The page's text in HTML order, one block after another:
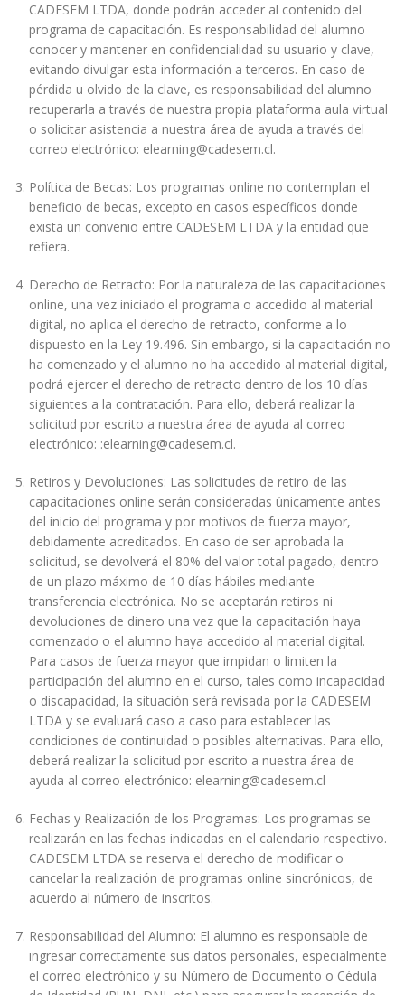
CADESEM LTDA, donde podrán acceder al contenido del
programa de capacitación. Es responsabilidad del alumno
conocer y mantener en confidencialidad su usuario y clave,
evitando divulgar esta información a terceros. En caso de
pérdida u olvido de la clave, es responsabilidad del alumno
recuperarla a través de nuestra propia plataforma aula virtual
o solicitar asistencia a nuestra área de ayuda a través del
correo electrónico: elearning@cadesem.cl.
Política de Becas: Los programas online no contemplan el
beneficio de becas, excepto en casos específicos donde
exista un convenio entre CADESEM LTDA y la entidad que
refiera.
Derecho de Retracto: Por la naturaleza de las capacitaciones
online, una vez iniciado el programa o accedido al material
digital, no aplica el derecho de retracto, conforme a lo
dispuesto en la Ley 19.496. Sin embargo, si la capacitación no
ha comenzado y el alumno no ha accedido al material digital,
podrá ejercer el derecho de retracto dentro de los 10 días
siguientes a la contratación. Para ello, deberá realizar la
solicitud por escrito a nuestra área de ayuda al correo
electrónico: :elearning@cadesem.cl.
Retiros y Devoluciones: Las solicitudes de retiro de las
capacitaciones online serán consideradas únicamente antes
del inicio del programa y por motivos de fuerza mayor,
debidamente acreditados. En caso de ser aprobada la
solicitud, se devolverá el 80% del valor total pagado, dentro
de un plazo máximo de 10 días hábiles mediante
transferencia electrónica. No se aceptarán retiros ni
devoluciones de dinero una vez que la capacitación haya
comenzado o el alumno haya accedido al material digital.
Para casos de fuerza mayor que impidan o limiten la
participación del alumno en el curso, tales como incapacidad
o discapacidad, la situación será revisada por la CADESEM
LTDA y se evaluará caso a caso para establecer las
condiciones de continuidad o posibles alternativas. Para ello,
deberá realizar la solicitud por escrito a nuestra área de
ayuda al correo electrónico: elearning@cadesem.cl
Fechas y Realización de los Programas: Los programas se
realizarán en las fechas indicadas en el calendario respectivo.
CADESEM LTDA se reserva el derecho de modificar o
cancelar la realización de programas online sincrónicos, de
acuerdo al número de inscritos.
Responsabilidad del Alumno: El alumno es responsable de
ingresar correctamente sus datos personales, especialmente
el correo electrónico y su Número de Documento o Cédula